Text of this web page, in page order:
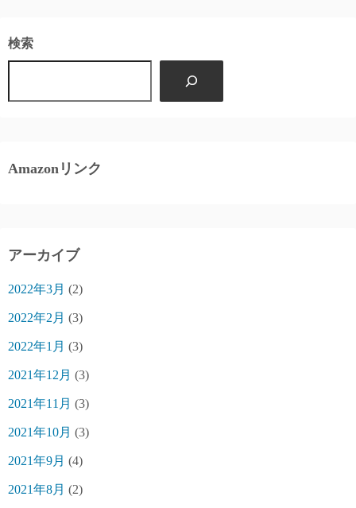
検索
Amazonリンク
アーカイブ
2022年3月 (2)
2022年2月 (3)
2022年1月 (3)
2021年12月 (3)
2021年11月 (3)
2021年10月 (3)
2021年9月 (4)
2021年8月 (2)